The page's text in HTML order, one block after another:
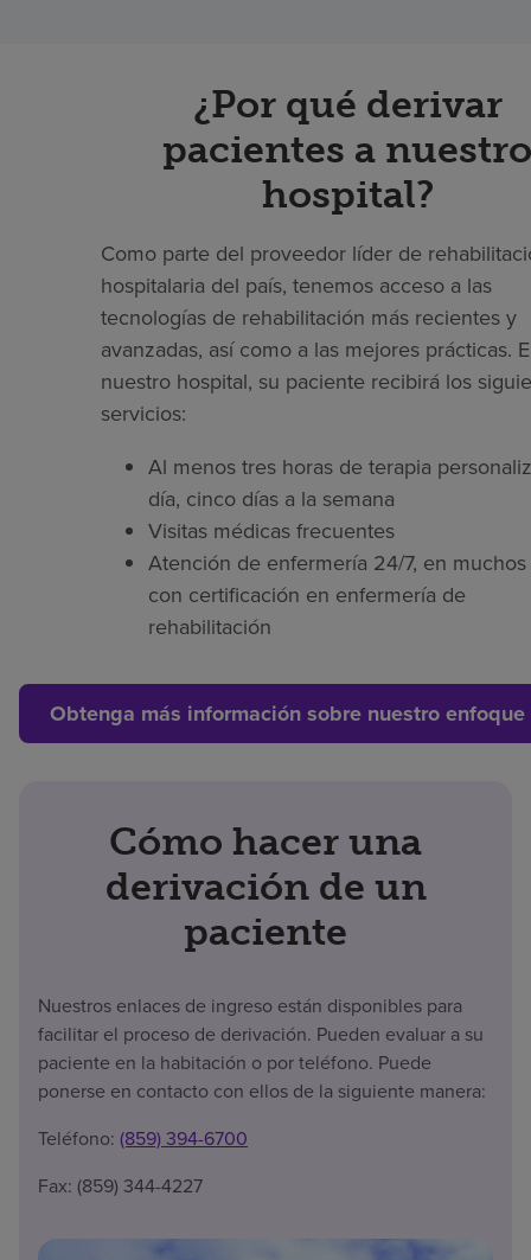
¿Por qué derivar
pacientes a nuestro
hospital?
Como parte del proveedor líder de
hospitalaria del país, tenemos acceso a las
tecnologías de rehabilitación más recientes y
avanzadas, así como a las mejores prácticas.
nuestro hospital, su paciente recibirá los
servicios:
Al menos tres horas de terapia
día, cinco días a la semana
Visitas médicas frecuentes
Atención de enfermería 24/7, en muchos
con certificación en enfermería de
rehabilitación
Obtenga más información sobre nuestro
Cómo hacer una
derivación de un
paciente
Nuestros enlaces de ingreso están disponibles para
facilitar el proceso de derivación. Pueden evaluar a su
paciente en la habitación o por teléfono. Puede
ponerse en contacto con ellos de la siguiente manera:
Teléfono: (859) 394-6700
Fax: (859) 344-4227